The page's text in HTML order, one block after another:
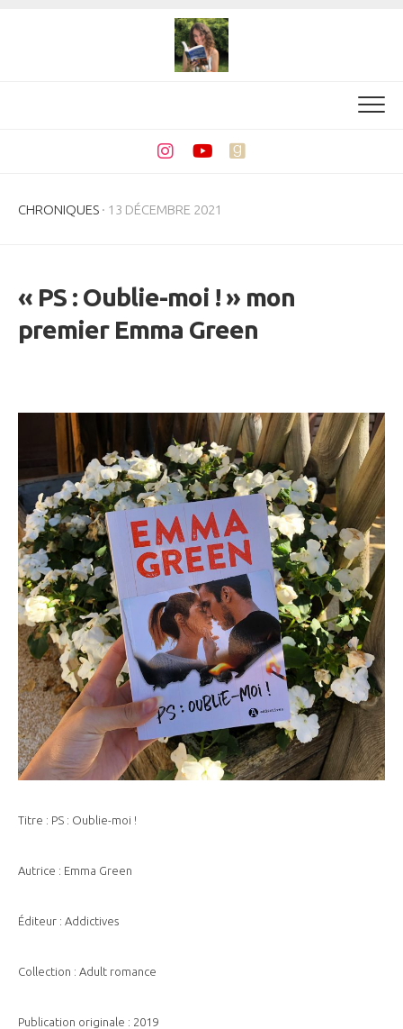
CHRONIQUES · 13 DÉCEMBRE 2021
« PS : Oublie-moi ! » mon
premier Emma Green
Titre : PS : Oublie-moi !
Autrice : Emma Green
Éditeur : Addictives
Collection : Adult romance
Publication originale : 2019